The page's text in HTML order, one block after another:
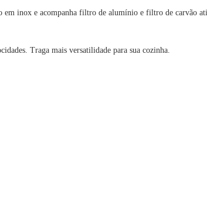
em inox e acompanha filtro de alumínio e filtro de carvão
Traga mais versatilidade para sua cozinha.